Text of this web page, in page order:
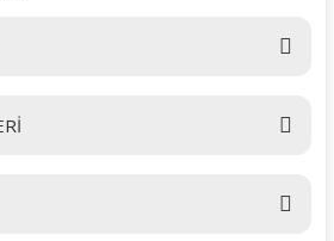
ilk yorumu siz yapın!